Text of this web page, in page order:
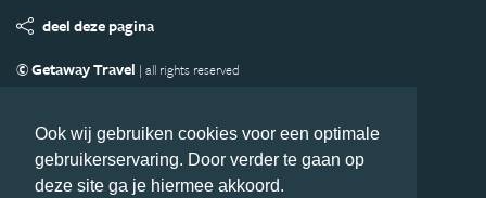
Ook wij gebruiken cookies voor een optimale
gebruikerservaring. Door verder te gaan op
deze site ga je hiermee akkoord.
deel deze pagina
© Getaway Travel | all rights reserved
Copyright
Privacy statement Disclaimer
Cookies
Volg Azie.nl